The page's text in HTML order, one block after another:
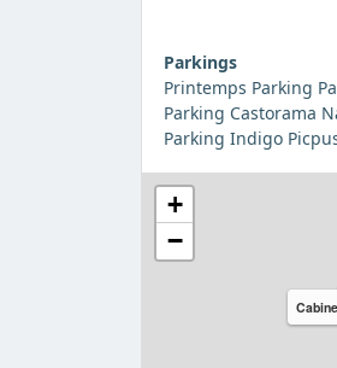
Parkings
Printemps Parking
Parking Castorama
Parking Indigo
+
−